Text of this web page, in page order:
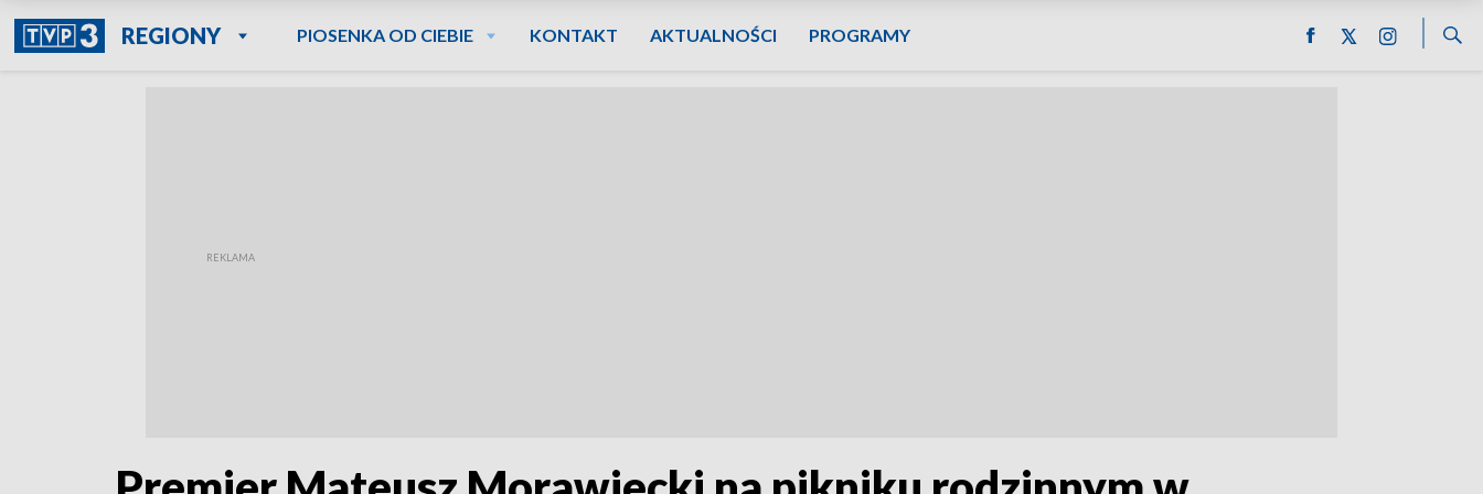
REGIONY PIOSENKA OD CIEBIE KONTAKT AKTUALNOŚCI PROGRAMY